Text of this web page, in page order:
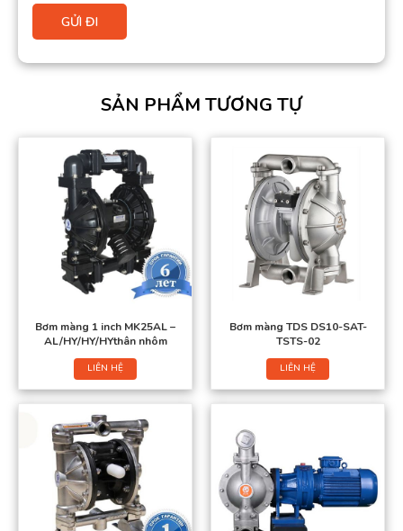
SẢN PHẨM TƯƠNG TỰ
Bơm màng 1 inch MK25AL –
AL/HY/HY/HYthân nhôm
LIÊN HỆ
Bơm màng TDS DS10-SAT-
TSTS-02
LIÊN HỆ